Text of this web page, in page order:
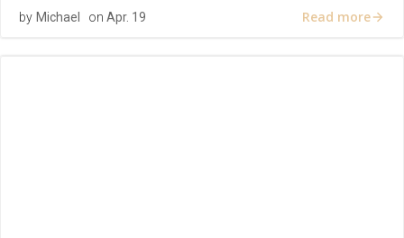
by Michael on Apr. 19 Read more